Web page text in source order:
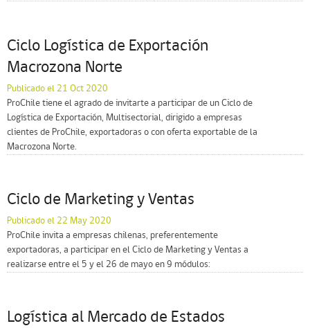
Ciclo Logística de Exportación
Macrozona Norte
Publicado el 21 Oct 2020
ProChile tiene el agrado de invitarte a participar de un Ciclo de
Logística de Exportación, Multisectorial, dirigido a empresas
clientes de ProChile, exportadoras o con oferta exportable de la
Macrozona Norte.
Ciclo de Marketing y Ventas
Publicado el 22 May 2020
ProChile invita a empresas chilenas, preferentemente
exportadoras, a participar en el Ciclo de Marketing y Ventas a
realizarse entre el 5 y el 26 de mayo en 9 módulos:
Logística al Mercado de Estados